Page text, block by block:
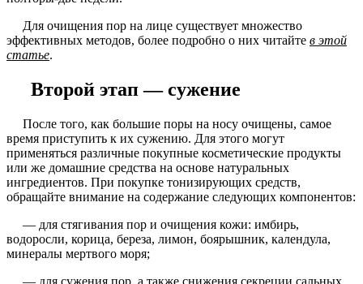
Для очищения пор на лице существует множество
эффективных методов, более подробно о них читайте в этой
статье.
Второй этап — сужение
После того, как большие поры на носу очищены, самое
время приступить к их сужению. Для этого могут
применяться различные покупные косметические продукты
или же домашние средства на основе натуральных
ингредиентов. При покупке тонизирующих средств,
обращайте внимание на содержание следующих компонентов:
— для стягивания пор и очищения кожи: имбирь,
водоросли, корица, береза, лимон, боярышник, календула,
минералы мертвого моря;
— для сужения пор, а также снижения секреции сальных